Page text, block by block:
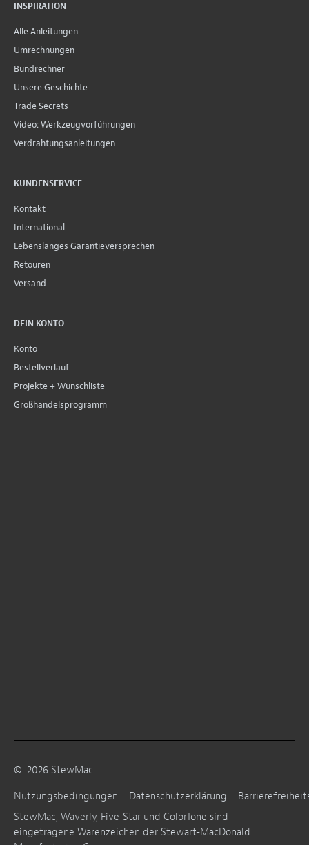
INSPIRATION
Alle Anleitungen
Umrechnungen
Bundrechner
Unsere Geschichte
Trade Secrets
Video: Werkzeugvorführungen
Verdrahtungsanleitungen
KUNDENSERVICE
Kontakt
International
Lebenslanges Garantieversprechen
Retouren
Versand
DEIN KONTO
Konto
Bestellverlauf
Projekte + Wunschliste
Großhandelsprogramm
© 2026 StewMac
Nutzungsbedingungen
Datenschutzerklärung
StewMac, Waverly, Five-Star und ColorTone sind
eingetragene Warenzeichen der Stewart-MacDonald